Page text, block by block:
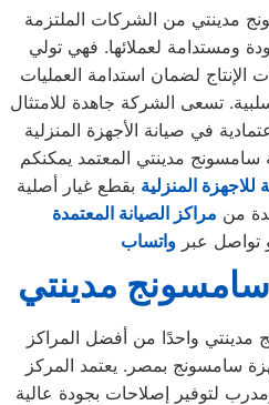
مدينتي من الشركات الملتزمة
ومستدامة لعملائها. فهي تولي
الإنتاج لضمان استدامة العمليات
تسعى الشركة جاهدة للامتثال
مدينتي المعتمد يمكنكم
المنزلية بقطع غيار أصلية
من مراكز الصيانة المعتمدة
تواصل عبرواتساب
مدينتي
واحدًا من أفضل المراكز
سامسونج بمصر. يعتمد المركز
لتوفير إصلاحات بجودة عالية